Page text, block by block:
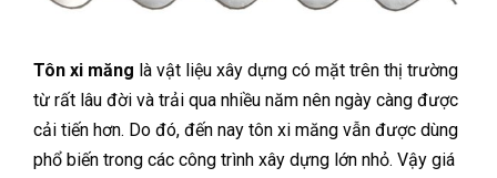
Tôn xi măng là vật liệu xây dựng có mặt trên thị trường
từ rất lâu đời và trải qua nhiều năm nên ngày càng được
cải tiến hơn. Do đó, đến nay tôn xi măng vẫn được dùng
phổ biến trong các công trình xây dựng lớn nhỏ. Vậy giá